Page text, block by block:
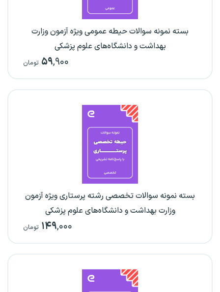
بسته نمونه سوالات حیطه عمومی ویژه آزمون وزارت
بهداشت و دانشگاه‌های علوم پزشکی
۵۹,۹۰۰ تومان
بسته نمونه سوالات تخصصی رشته پرستاری ویژه آزمون
وزارت بهداشت و دانشگاه‌های علوم پزشکی
۱۴۹,۰۰۰ تومان